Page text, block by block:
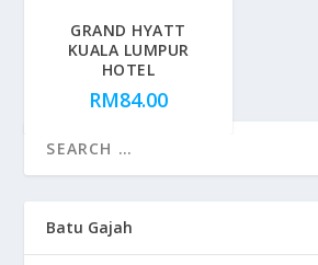
GRAND HYATT
KUALA LUMPUR
HOTEL
RM84.00
Batu Gajah